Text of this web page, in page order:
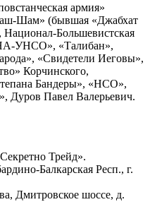
армия»
Шам» (бывшая «Джабхат
Большевистская
УНСО», «Талибан»,
«Свидетели Иеговы»,
Корчинского,
Бандеры», «НСО»,
Дуров Павел Валерьевич.
Трейд».
Балкарская Респ., г.
Дмитровское шоссе, д.